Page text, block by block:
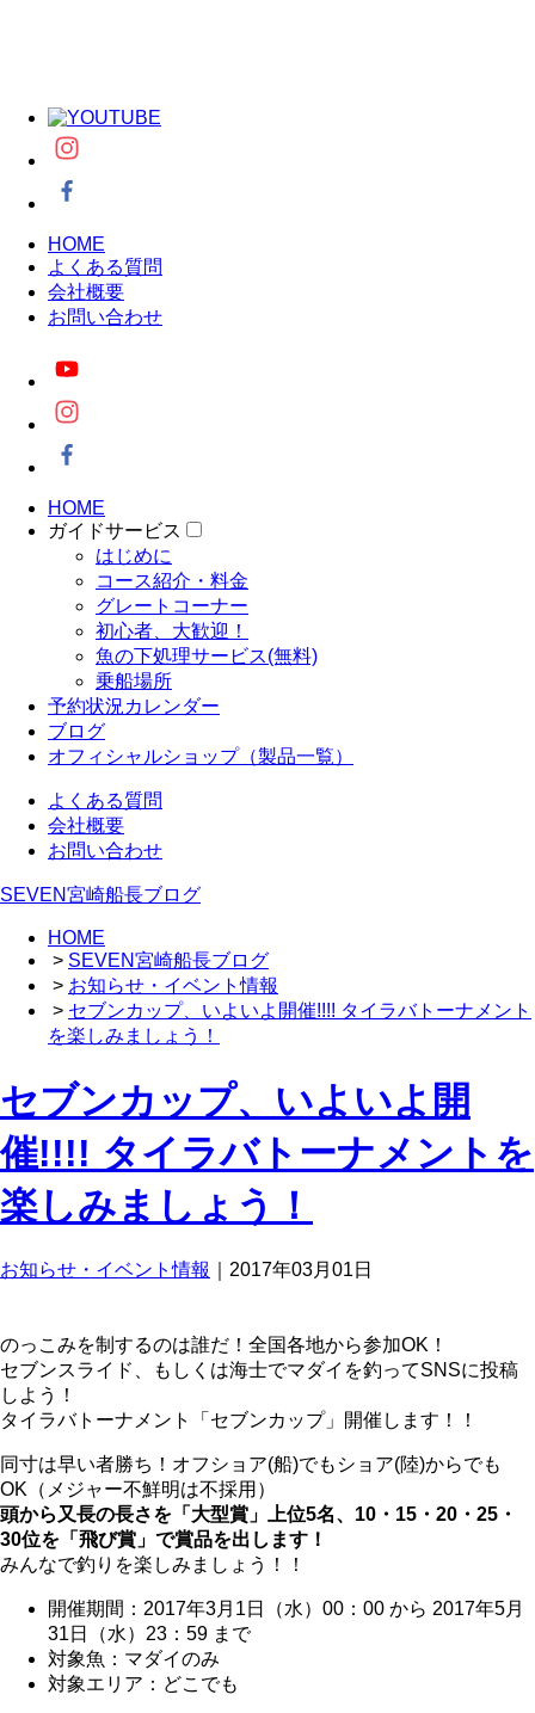
HOME
よくある質問
会社概要
お問い合わせ
HOME
ガイドサービス
はじめに
コース紹介・料金
グレートコーナー
初心者、大歓迎！
魚の下処理サービス(無料)
乗船場所
予約状況カレンダー
ブログ
オフィシャルショップ（製品一覧）
よくある質問
会社概要
お問い合わせ
SEVEN宮崎船長ブログ
HOME
> SEVEN宮崎船長ブログ
> お知らせ・イベント情報
> セブンカップ、いよいよ開催!!!! タイラバトーナメント
を楽しみましょう！
セブンカップ、いよいよ開
催!!!! タイラバトーナメントを
楽しみましょう！
お知らせ・イベント情報 ｜2017年03月01日
のっこみを制するのは誰だ！全国各地から参加OK！
セブンスライド、もしくは海士でマダイを釣ってSNSに投稿
しよう！
タイラバトーナメント「セブンカップ」開催します！！
同寸は早い者勝ち！オフショア(船)でもショア(陸)からでも
OK（メジャー不鮮明は不採用）
頭から又長の長さを「大型賞」上位5名、10・15・20・25・
30位を「飛び賞」で賞品を出します！
みんなで釣りを楽しみましょう！！
開催期間：2017年3月1日（水）00：00 から 2017年5月
31日（水）23：59 まで
対象魚：マダイのみ
対象エリア：どこでも